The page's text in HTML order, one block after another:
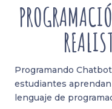
Programando
estudiantes
lenguaje de